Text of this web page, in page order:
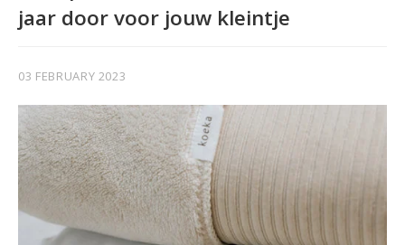
jaar door voor jouw kleintje
03 FEBRUARY 2023